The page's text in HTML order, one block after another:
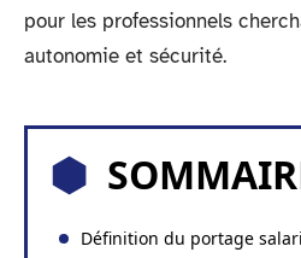
pour les professionnels
autonomie et sécurité.
Définition du portage